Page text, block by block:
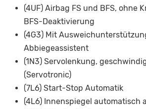
(4UF) Airbag FS und BFS, ohne
BFS-Deaktivierung
(4G3) Mit
Abbiegeassistent
(1N3) Servolenkung,
(Servotronic)
(7L6) Start-Stop Automatik
(4L6) Innenspiegel automatisch